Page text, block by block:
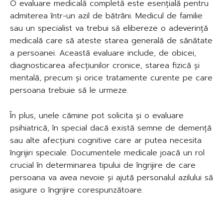
O evaluare medicală completă este esențială pentru
admiterea într-un azil de bătrâni. Medicul de familie
sau un specialist va trebui să elibereze o adeverință
medicală care să ateste starea generală de sănătate
a persoanei. Această evaluare include, de obicei,
diagnosticarea afecțiunilor cronice, starea fizică și
mentală, precum și orice tratamente curente pe care
persoana trebuie să le urmeze.
În plus, unele cămine pot solicita și o evaluare
psihiatrică, în special dacă există semne de demență
sau alte afecțiuni cognitive care ar putea necesita
îngrijiri speciale. Documentele medicale joacă un rol
crucial în determinarea tipului de îngrijire de care
persoana va avea nevoie și ajută personalul azilului să
asigure o îngrijire corespunzătoare.